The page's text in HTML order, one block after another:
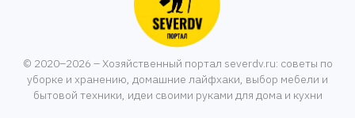
© 2020–2026 – Хозяйственный портал severdv.ru: советы по
уборке и хранению, домашние лайфхаки, выбор мебели и
бытовой техники, идеи своими руками для дома и кухни